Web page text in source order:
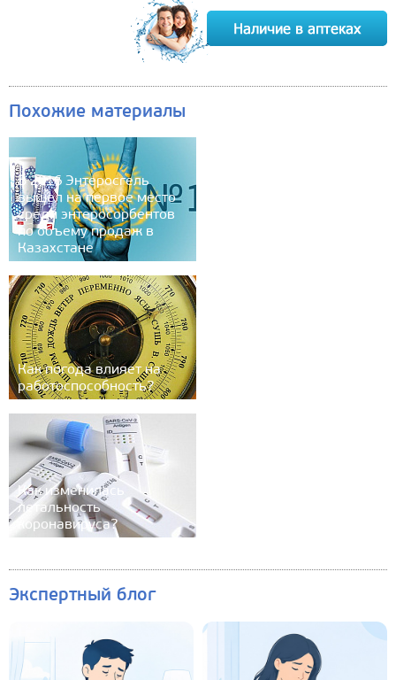
Похожие материалы
В 2016 Энтеросгель
вышел на первое место
среди энтеросорбентов
по объему продаж в
Казахстане
Как погода влияет на
работоспособность?
Как изменилась
летальность
коронавируса?
Экспертный блог